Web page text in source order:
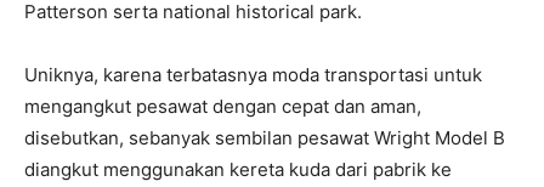
Patterson serta national historical park.
Uniknya, karena terbatasnya moda transportasi untuk
mengangkut pesawat dengan cepat dan aman,
disebutkan, sebanyak sembilan pesawat Wright Model B
diangkut menggunakan kereta kuda dari pabrik ke